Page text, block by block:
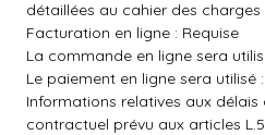
détaillées au cahier des charges
Facturation en ligne : Requise
La commande en ligne sera
Le paiement en ligne sera utilisé
Informations relatives aux délais
contractuel prévu aux articles